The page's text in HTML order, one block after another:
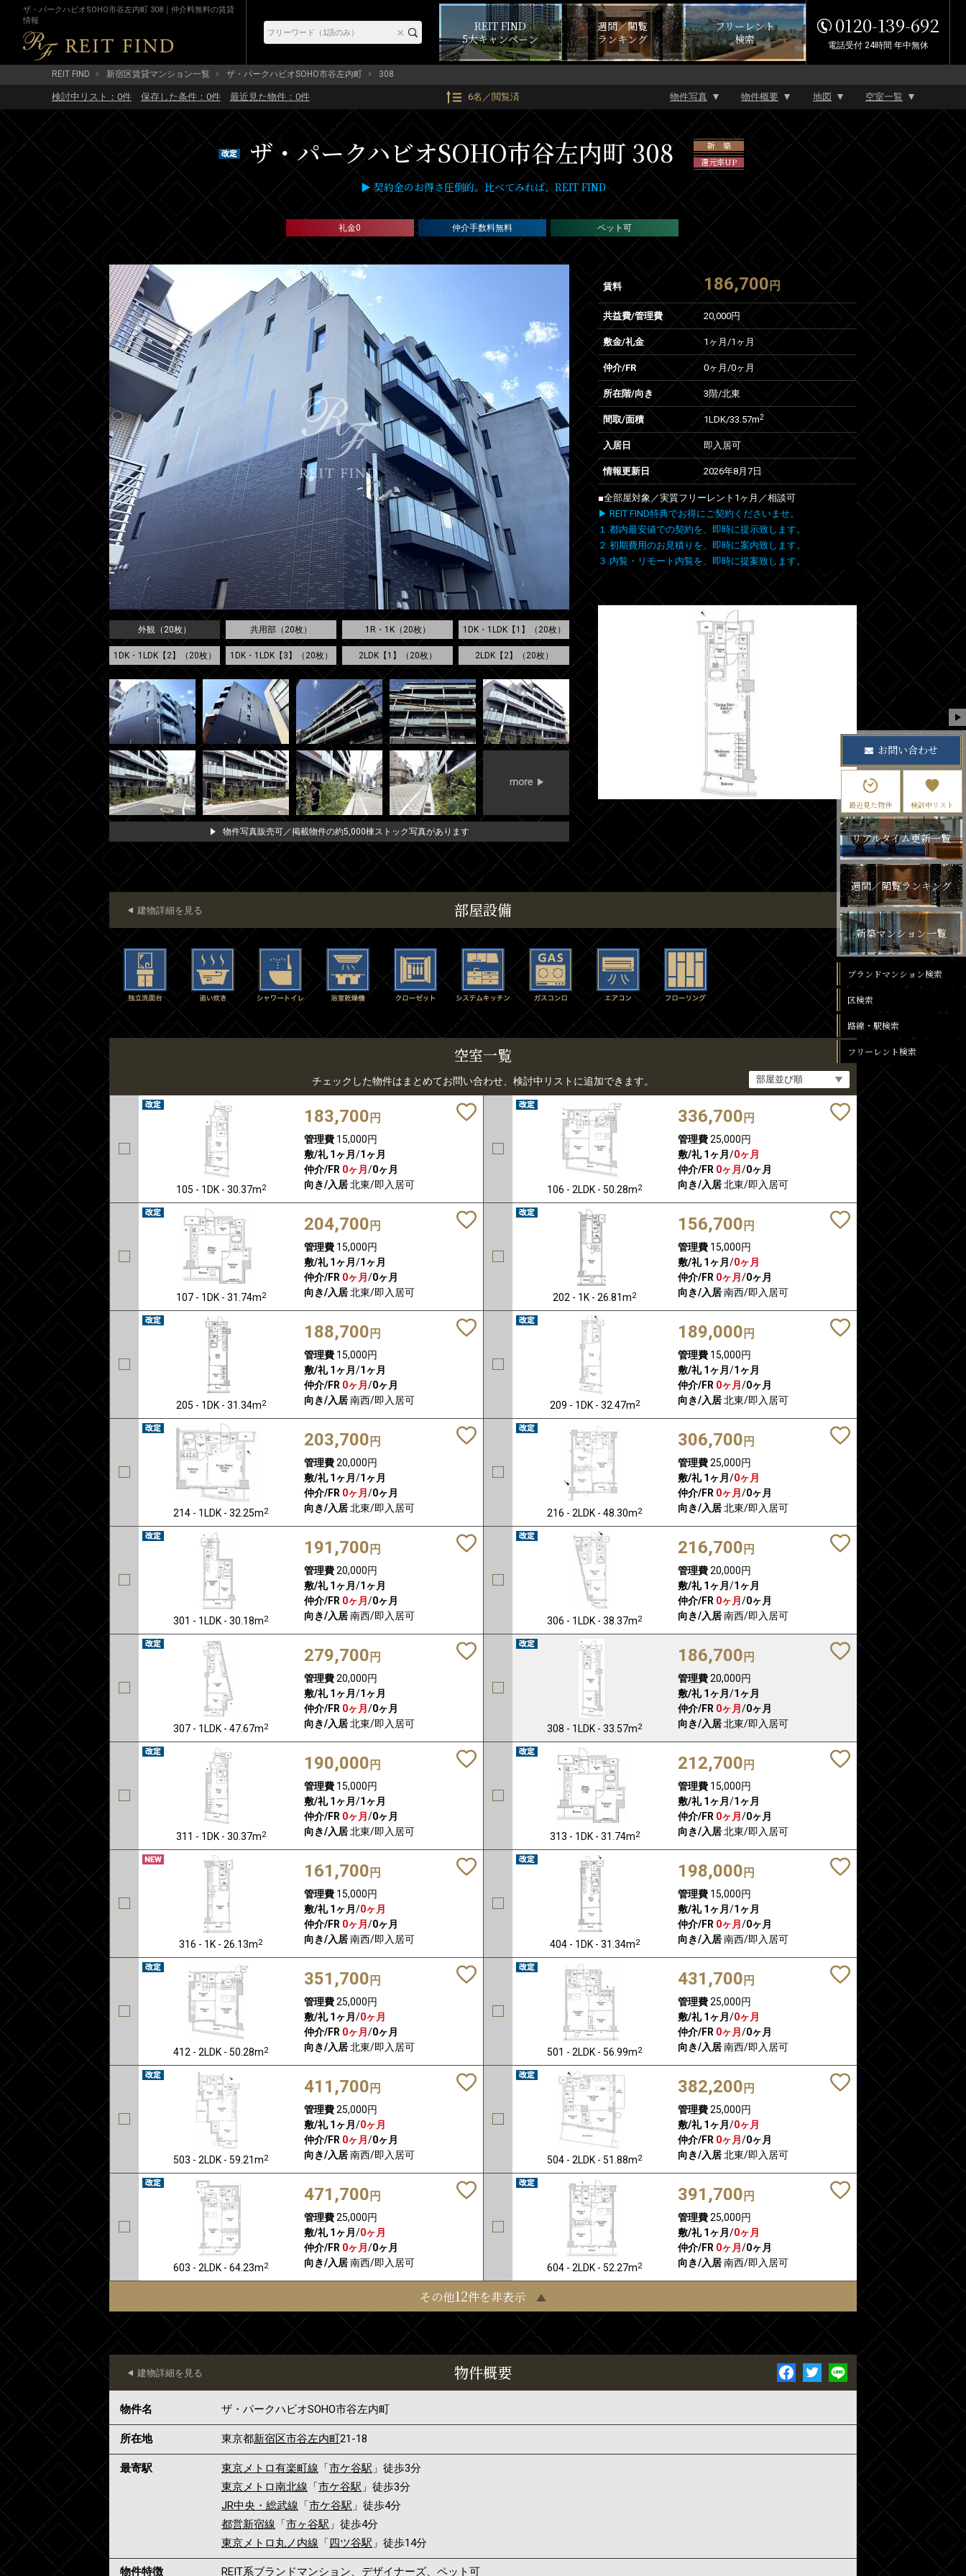
ザ・パークハビオSOHO市谷左内町 308｜仲介料無料の賃貸
情報
REIT FIND
5大キャンペーン
週間／閲覧
ランキング
フリーレント
検索
0120-139-692
電話受付 24時間 年中無休
REIT FIND 新宿区賃貸マンション一覧 ザ・パークハビオSOHO市谷左内町 308
検討中リスト： 0件 保存した条件： 0件 最近見た物件： 0件 6名／閲覧済 物件写真 物件概要 地図 空室一覧
ザ・パークハビオSOHO市谷左内町 308
新 築
還元率UP
▶ 契約金のお得さ圧倒的。比べてみれば、REIT FIND
礼金0 仲介手数料無料 ペット可
外観（20枚） 共用部（20枚） 1R・1K（20枚） 1DK・1LDK【1】（20枚）
1DK・1LDK【2】（20枚） 1DK・1LDK【3】（20枚） 2LDK【1】（20枚） 2LDK【2】（20枚）
物件写真販売可／掲載物件の約5,000棟ストック写真があります
賃料 186,700 円
共益費/管理費 20,000円
敷金/礼金 1ヶ月 /1ヶ月
仲介/FR 0ヶ月/0ヶ月
所在階/向き 3階/北東
間取/面積 1LDK/33.57m2
入居日 即入居可
情報更新日 2026年8月7日
■全部屋対象／実質フリーレント1ヶ月／相談可
▶ REIT FIND特典でお得にご契約くださいませ。
１.都内最安値での契約を、即時に提示致します。
２.初期費用のお見積りを、即時に案内致します。
３.内覧・リモート内覧を、即時に提案致します。
部屋設備
建物詳細を見る
空室一覧
チェックした物件はまとめてお問い合わせ、検討中リストに追加できます。
105 - 1DK - 30.37m2
183,700 円
管理費15,000円
敷/礼 1ヶ月/1ヶ月
仲介/FR 0ヶ月/0ヶ月
向き/入居北東/即入居可 106 - 2LDK - 50.28m2
336,700 円
管理費25,000円
敷/礼 1ヶ月/0ヶ月
仲介/FR 0ヶ月/0ヶ月
向き/入居北東/即入居可
107 - 1DK - 31.74m2
204,700 円
管理費15,000円
敷/礼 1ヶ月/1ヶ月
仲介/FR 0ヶ月/0ヶ月
向き/入居北東/即入居可 202 - 1K - 26.81m2
156,700 円
管理費15,000円
敷/礼 1ヶ月/0ヶ月
仲介/FR 0ヶ月/0ヶ月
向き/入居南西/即入居可
205 - 1DK - 31.34m2
188,700 円
管理費15,000円
敷/礼 1ヶ月/1ヶ月
仲介/FR 0ヶ月/0ヶ月
向き/入居南西/即入居可 209 - 1DK - 32.47m2
189,000 円
管理費15,000円
敷/礼 1ヶ月/1ヶ月
仲介/FR 0ヶ月/0ヶ月
向き/入居北東/即入居可
214 - 1LDK - 32.25m2
203,700 円
管理費20,000円
敷/礼 1ヶ月/1ヶ月
仲介/FR 0ヶ月/0ヶ月
向き/入居北東/即入居可 216 - 2LDK - 48.30m2
306,700 円
管理費25,000円
敷/礼 1ヶ月/0ヶ月
仲介/FR 0ヶ月/0ヶ月
向き/入居北東/即入居可
301 - 1LDK - 30.18m2
191,700 円
管理費20,000円
敷/礼 1ヶ月/1ヶ月
仲介/FR 0ヶ月/0ヶ月
向き/入居南西/即入居可 306 - 1LDK - 38.37m2
216,700 円
管理費20,000円
敷/礼 1ヶ月/1ヶ月
仲介/FR 0ヶ月/0ヶ月
向き/入居南西/即入居可
307 - 1LDK - 47.67m2
279,700 円
管理費20,000円
敷/礼 1ヶ月/1ヶ月
仲介/FR 0ヶ月/0ヶ月
向き/入居北東/即入居可 308 - 1LDK - 33.57m2
186,700 円
管理費20,000円
敷/礼 1ヶ月/1ヶ月
仲介/FR 0ヶ月/0ヶ月
向き/入居北東/即入居可
311 - 1DK - 30.37m2
190,000 円
管理費15,000円
敷/礼 1ヶ月/1ヶ月
仲介/FR 0ヶ月/0ヶ月
向き/入居北東/即入居可 313 - 1DK - 31.74m2
212,700 円
管理費15,000円
敷/礼 1ヶ月/1ヶ月
仲介/FR 0ヶ月/0ヶ月
向き/入居北東/即入居可
316 - 1K - 26.13m2
161,700 円
管理費15,000円
敷/礼 1ヶ月/0ヶ月
仲介/FR 0ヶ月/0ヶ月
向き/入居南西/即入居可 404 - 1DK - 31.34m2
198,000 円
管理費15,000円
敷/礼 1ヶ月/1ヶ月
仲介/FR 0ヶ月/0ヶ月
向き/入居南西/即入居可
412 - 2LDK - 50.28m2
351,700 円
管理費25,000円
敷/礼 1ヶ月/0ヶ月
仲介/FR 0ヶ月/0ヶ月
向き/入居北東/即入居可 501 - 2LDK - 56.99m2
431,700 円
管理費25,000円
敷/礼 1ヶ月/0ヶ月
仲介/FR 0ヶ月/0ヶ月
向き/入居南西/即入居可
503 - 2LDK - 59.21m2
411,700 円
管理費25,000円
敷/礼 1ヶ月/0ヶ月
仲介/FR 0ヶ月/0ヶ月
向き/入居南西/即入居可 504 - 2LDK - 51.88m2
382,200 円
管理費25,000円
敷/礼 1ヶ月/0ヶ月
仲介/FR 0ヶ月/0ヶ月
向き/入居北東/即入居可
603 - 2LDK - 64.23m2
471,700 円
管理費25,000円
敷/礼 1ヶ月/0ヶ月
仲介/FR 0ヶ月/0ヶ月
向き/入居南西/即入居可 604 - 2LDK - 52.27m2
391,700 円
管理費25,000円
敷/礼 1ヶ月/0ヶ月
仲介/FR 0ヶ月/0ヶ月
向き/入居南西/即入居可
その他12件を非表示
物件概要
建物詳細を見る
物件名 ザ・パークハビオSOHO市谷左内町
所在地 東京都新宿区市谷左内町21-18
最寄駅 東京メトロ有楽町線 「市ケ谷駅 」徒歩3分
東京メトロ南北線 「市ケ谷駅 」徒歩3分
JR中央・総武線 「市ケ谷駅 」徒歩4分
都営新宿線 「市ヶ谷駅 」徒歩4分
東京メトロ丸ノ内線 「四ツ谷駅 」徒歩14分
物件特徴 REIT系ブランドマンション、デザイナーズ、ペット可
お問い合わせ
最近見た物件 検討中リスト
リアルタイム更新一覧
週間／閲覧ランキング
新築マンション一覧
ブランドマンション検索
区検索
路線・駅検索
フリーレント検索